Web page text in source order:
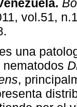
.
vol.51,
una
,